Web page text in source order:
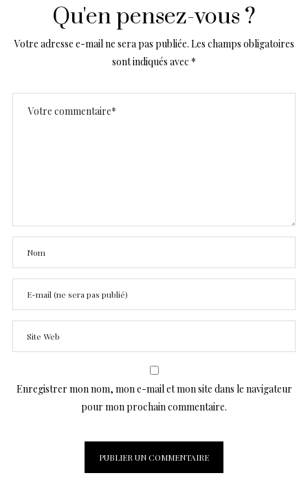
Qu'en pensez-vous ?
Votre adresse e-mail ne sera pas publiée. Les champs obligatoires
sont indiqués avec *
Enregistrer mon nom, mon e-mail et mon site dans le navigateur
pour mon prochain commentaire.